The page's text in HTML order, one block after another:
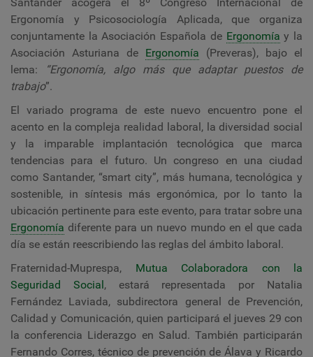
Santander acogerá el 8º Congreso Internacional de
Ergonomía y Psicosociología Aplicada, que organiza
conjuntamente la Asociación Española de Ergonomía y la
Asociación Asturiana de Ergonomía (Preveras), bajo el
lema:
“Ergonomía, algo más que adaptar puestos de
trabajo”.
El variado programa de este nuevo encuentro pone el
acento en la compleja realidad laboral, la diversidad social
y la imparable implantación tecnológica que marca
tendencias para el futuro. Un congreso en una ciudad
como Santander, “smart city”, más humana, tecnológica y
sostenible, in síntesis más ergonómica, por lo tanto la
ubicación pertinente para este evento, para tratar sobre una
Ergonomía diferente para un nuevo mundo en el que cada
día se están reescribiendo las reglas del ámbito laboral.
Fraternidad-Muprespa, Mutua Colaboradora con la
Seguridad Social , estará representada por Natalia
Fernández Laviada, subdirectora general de Prevención,
Calidad y Comunicación, quien participará el jueves 29 con
la conferencia Liderazgo en Salud. También participarán
Fernando Corres, técnico de prevención de Álava y Ricardo